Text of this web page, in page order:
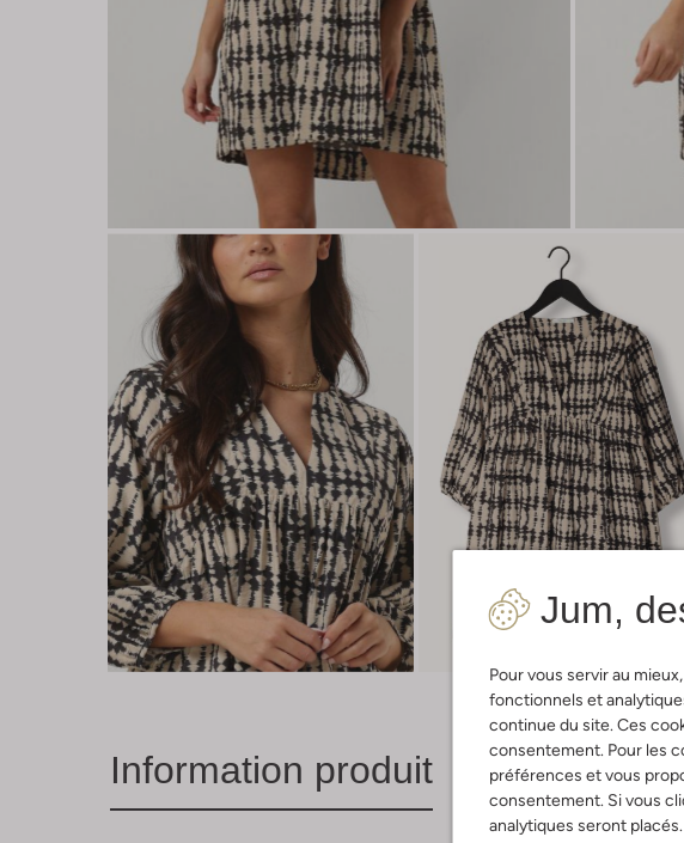
Jum,
Pour vous servir au
fonctionnels et
continue du site. Ces
consentement. Pour les
préférences et vous
consentement. Si vous
analytiques seront
Information produit